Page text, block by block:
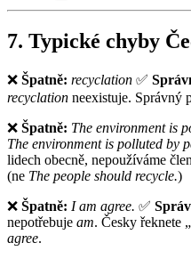
7. Typické chyby
❌ Špatně: recyclation ✅
recyclation neexistuje. Správný
❌ Špatně: The environment is
The environment is polluted by
lidech obecně, nepoužíváme člen
(ne The people should recycle.)
❌ Špatně: I am agree. ✅
nepotřebuje am. Česky řeknete
agree.